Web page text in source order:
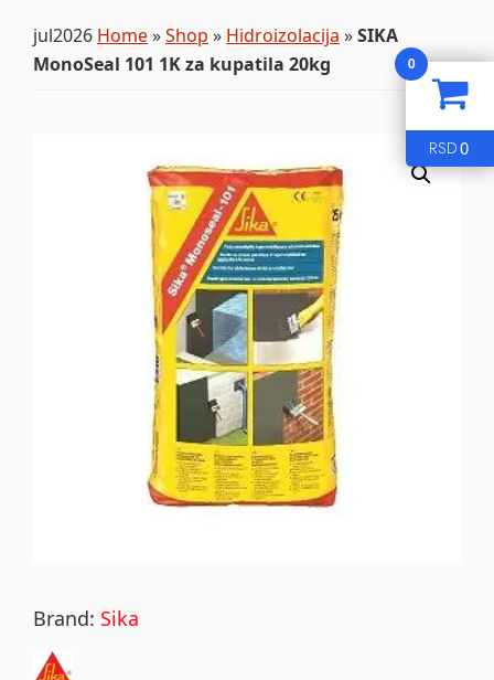
jul2026 Home»Shop » Hidroizolacija »SIKA
MonoSeal 101 1K za kupatila 20kg
Brand: Sika
0
RSD0